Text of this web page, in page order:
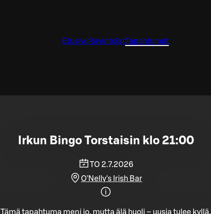
Etusivu RavintolatTapahtumat
Irkun Bingo Torstaisin klo 21:00
TO 2.7.2026
O'Nelly's Irish Bar
Tämä tapahtuma meni jo, mutta älä huoli – uusia tulee kyllä.